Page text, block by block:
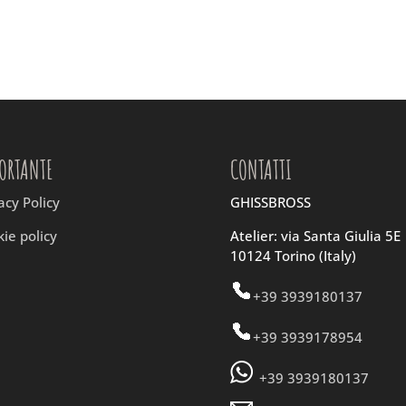
Policy
policy
CONTATTI
GHISSBROSS
Atelier: via Santa Giulia 5E
10124 Torino (Italy)
+39 3939180137
+39 3939178954
+39 3939180137